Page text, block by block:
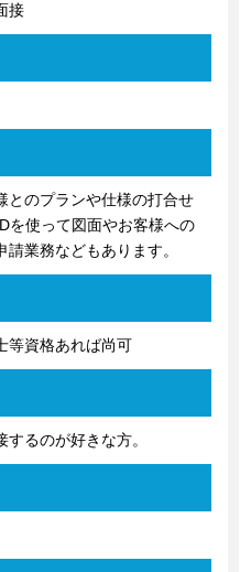
接
とのプランや仕様の打合せ
を使って図面やお客様への
業務などもあります。
資格あれば尚可
るのが好きな方。